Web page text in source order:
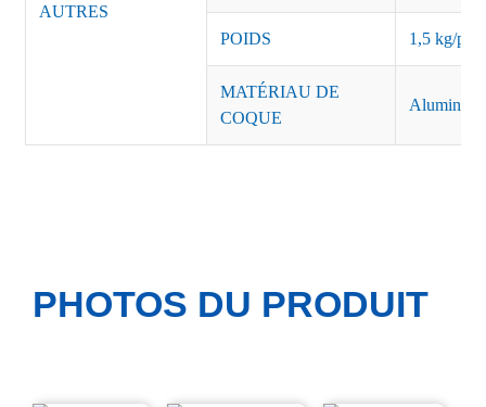
AUTRES
POIDS 1,5 kg/
MATÉRIAU DE
COQUE
Aluminium
PHOTOS DU PRODUIT